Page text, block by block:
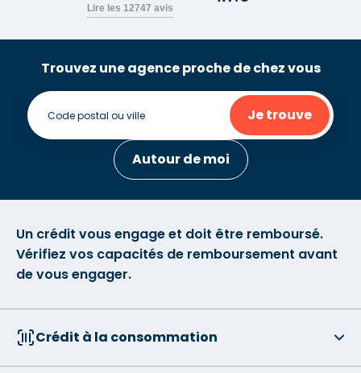
Trouvez une agence proche de chez vous
Je trouve
Autour de moi
Un crédit vous engage et doit être remboursé.
Vérifiez vos capacités de remboursement avant
de vous engager.
Crédit à la consommation